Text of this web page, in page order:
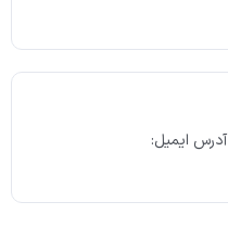
آدرس ایمیل: